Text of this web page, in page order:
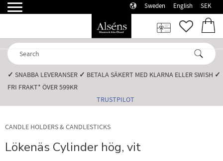
Sweden English SEK
✓ SNABBA LEVERANSER️ ✓ BETALA SÄKERT MED KLARNA ELLER SWISH️ ✓
FRI FRAKT* ÖVER 599KR️
TRUSTPILOT
CANDLE HOLDERS & CANDLESTICKS
Lökenäs Cylinder hög, vit